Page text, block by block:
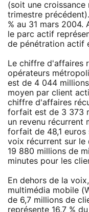
(soit une
trimestre
% au 31 mars
le parc actif
de pénétration actif
Le chiffre d'affaires
opérateurs
est de 4 044
moyen par client
chiffre d'affaires
forfait est de 3 373
un revenu récurrent
forfait de 48,1 euros
voix récurrent sur
19 880 millions de
minutes pour les
En dehors de la
multimédia mobile
de 6,7 millions de
représente 16,7 %